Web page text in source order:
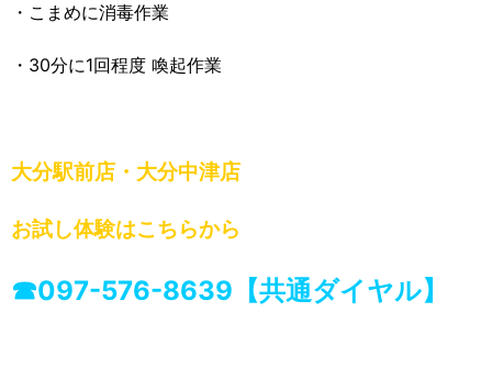
・こまめに消毒作業
・30分に1回程度 喚起作業
大分駅前店・大分中津店
お試し体験はこちらから
☎097-576-8639【共通ダイヤル】